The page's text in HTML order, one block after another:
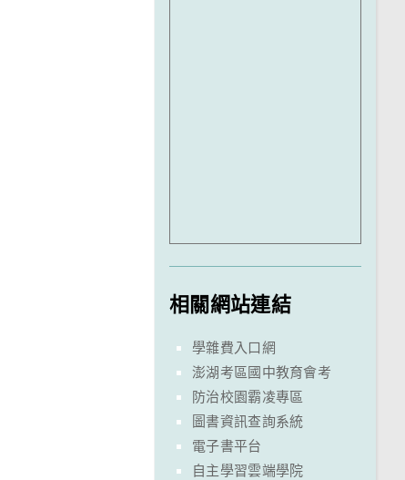
相關網站連結
學雜費入口網
澎湖考區國中教育會考
防治校園霸凌專區
圖書資訊查詢系統
電子書平台
自主學習雲端學院